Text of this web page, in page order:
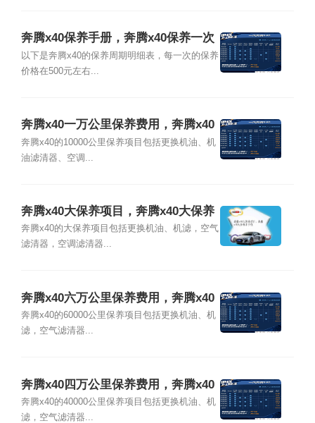
奔腾x40保养手册，奔腾x40保养一次
多少钱
以下是奔腾x40的保养周期明细表，每一次的保养
价格在500元左右...
奔腾x40一万公里保养费用，奔腾x40
1万公里保养项目
奔腾x40的10000公里保养项目包括更换机油、机
油滤清器、空调...
奔腾x40大保养项目，奔腾x40大保养
多少钱
奔腾x40的大保养项目包括更换机油、机滤，空气
滤清器，空调滤清器...
奔腾x40六万公里保养费用，奔腾x40
6万公里保养项目
奔腾x40的60000公里保养项目包括更换机油、机
滤，空气滤清器...
奔腾x40四万公里保养费用，奔腾x40
4万公里保养项目
奔腾x40的40000公里保养项目包括更换机油、机
滤，空气滤清器...